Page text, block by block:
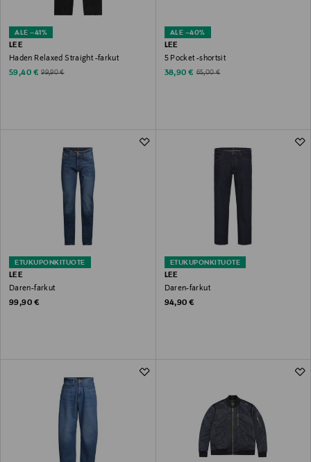
ALE –41%
LEE
Haden Relaxed Straight -farkut
Discounted Price
59,40 € Original Price
99,90 €
ALE –40%
LEE
5 Pocket -shortsit
Discounted Price
38,90 € Original Price
65,00 €
ETUKUPONKITUOTE
LEE
Daren-farkut
Original Price
99,90 €
ETUKUPONKITUOTE
LEE
Daren-farkut
Original Price
94,90 €